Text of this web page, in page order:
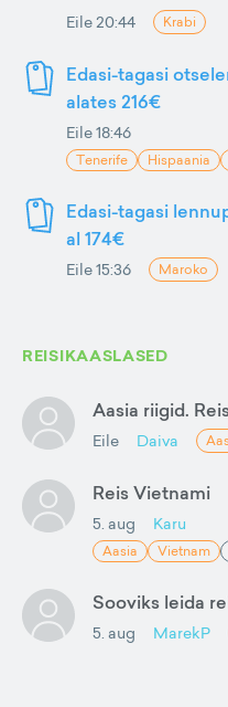
Eile 20:44 Krabi
Edasi-tagasi
alates 216€
Eile 18:46
Tenerife Hispaania
Edasi-tagasi
al 174€
Eile 15:36 Maroko
REISIKAASLASED
Aasia riigid.
Eile Daiva
Reis Vietnami
5. aug Karu
Aasia Vietnam
Sooviks leida
5. aug MarekP